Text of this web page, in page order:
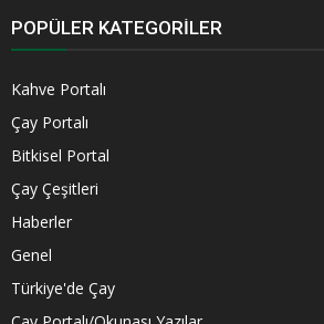
POPÜLER KATEGORILER
Kahve Portalı
Çay Portalı
Bitkisel Portal
Çay Çeşitleri
Haberler
Genel
Türkiye'de Çay